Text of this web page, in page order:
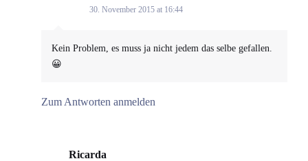
30. November 2015 at 16:44
Kein Problem, es muss ja nicht jedem das selbe gefallen.
😀
Zum Antworten anmelden
Ricarda